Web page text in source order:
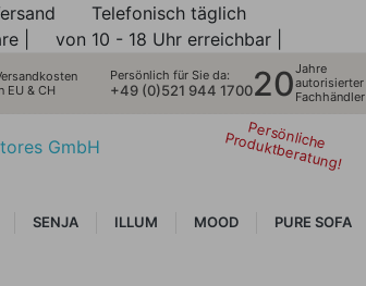
|
Telefonisch täglich
von 10 - 18 Uhr erreichbar |
EU & CH
Persönlich für Sie da:
+49 (0)521 944 1700
Persönliche
Produktberatung!
20Jahre
autorisierter
Fachhändler
SENJA ILLUM MOOD PURE SOFA